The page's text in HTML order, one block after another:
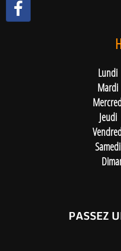
Lundi
Mardi
Jeudi
Samedi
PASSEZ